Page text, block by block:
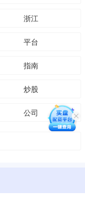
浙江
平台
指南
炒股
公司